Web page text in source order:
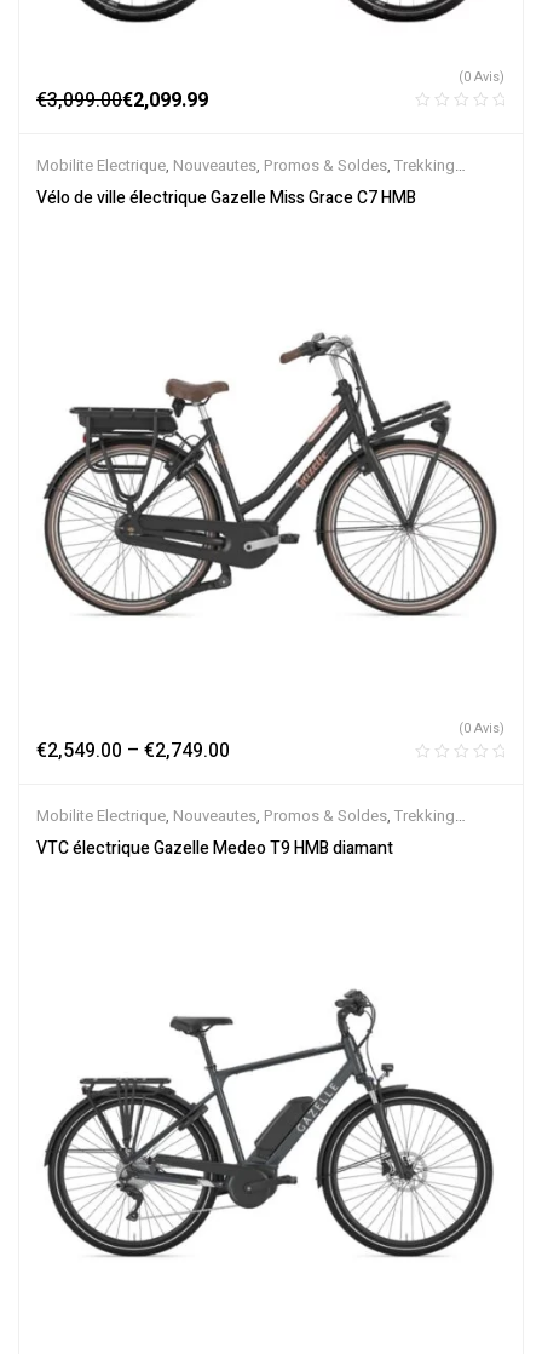
€3,099.00€2,099.99
(0 Avis)
Mobilite Electrique, Nouveautes, Promos & Soldes, Trekking
électrique,Vélo électrique ville,Velos Electriques,VTC Electrique
Vélo de ville électrique Gazelle Miss Grace C7 HMB
€2,549.00 – €2,749.00
(0 Avis)
Mobilite Electrique, Nouveautes, Promos & Soldes, Trekking
électrique,Vélo électrique ville,Velos Electriques,VTC Electrique
VTC électrique Gazelle Medeo T9 HMB diamant